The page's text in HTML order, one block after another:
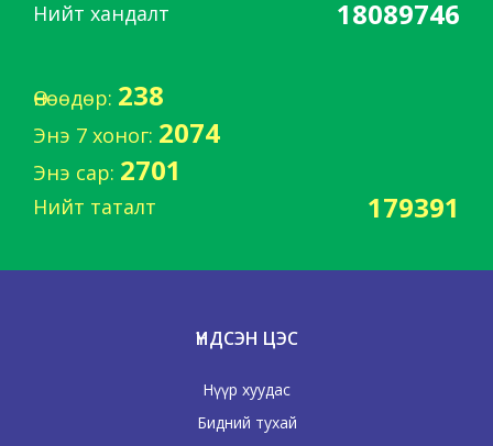
Нийт хандалт 18089746
Өнөөдөр: 238
Энэ 7 хоног: 2074
Энэ сар: 2701
Нийт таталт 179391
ҮНДСЭН ЦЭС
Нүүр хуудас
Бидний тухай